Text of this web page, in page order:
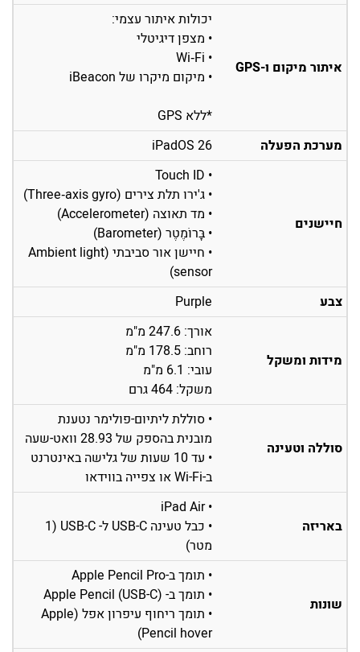
איתור מיקום ו-GPS
יכולות איתור עצמי:
• מצפן דיגיטלי
• Wi‑Fi
• מיקום מיקרו של iBeacon
*ללא GPS
מערכת הפעלה
iPadOS 26
חיישנים
• Touch ID
• ג'ירו תלת צירים (Three‐axis gyro)
• מד תאוצה (Accelerometer)
• בָּרוֹמֶטֶר (Barometer)
• חיישן אור סביבתי (Ambient light
sensor)
צבע
Purple
מידות ומשקל
אורך: 247.6 מ"מ
רוחב: 178.5 מ"מ
עובי: 6.1 מ"מ
משקל: 464 גרם
סוללה וטעינה
• סוללת ליתיום-פולימר נטענת
מובנית בהספק של 28.93 וואט-שעה
• עד 10 שעות של גלישה באינטרנט
ב-Wi-Fi או צפייה בווידאו
באריזה
• iPad Air
• כבל טעינה USB-C ל- USB-C (1
מטר)
שונות
• תומך ב-Apple Pencil Pro
• תומך ב- Apple Pencil (USB-C)
• תומך ריחוף עיפרון אפל (Apple
Pencil hover)